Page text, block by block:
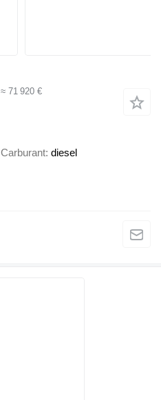
≈ 71 920 €
Carburant diesel